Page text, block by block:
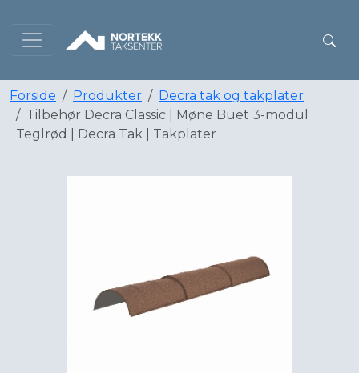
Forside Produkter
Decra tak og takplater
Tilbehør Decra Classic | Møne Buet 3-modul
Teglrød | Decra Tak | Takplater